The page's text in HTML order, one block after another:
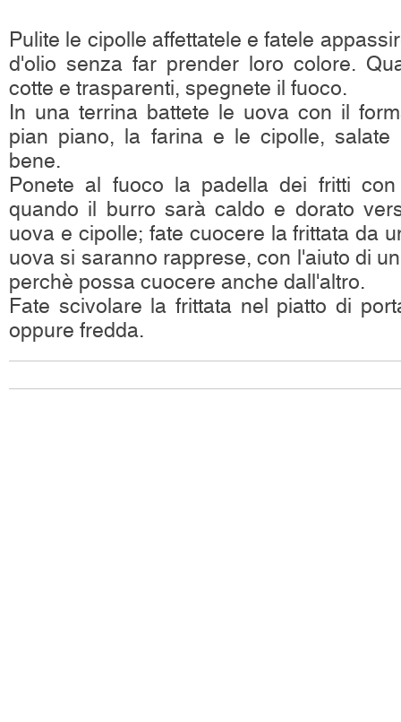
Pulite le cipolle affettatele e fatele
d'olio senza far prender loro colore.
cotte e trasparenti, spegnete il fuoco.
In una terrina battete le uova con il
pian piano, la farina e le cipolle, salate
bene.
Ponete al fuoco la padella dei fritti
quando il burro sarà caldo e dorato
uova e cipolle; fate cuocere la frittata da
uova si saranno rapprese, con l'aiuto di
perchè possa cuocere anche dall'altro.
Fate scivolare la frittata nel piatto di
oppure fredda.